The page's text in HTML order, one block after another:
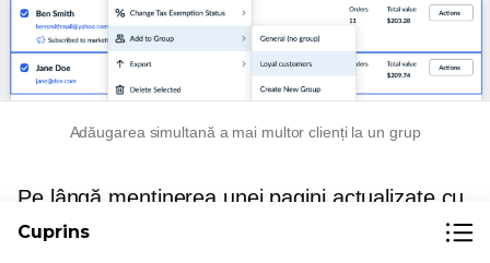
Adăugarea simultană a mai multor clienți la un grup
Pe lângă menținerea unei pagini actualizate cu
detaliile clienților, asigurați-vă că includeți
Cuprins